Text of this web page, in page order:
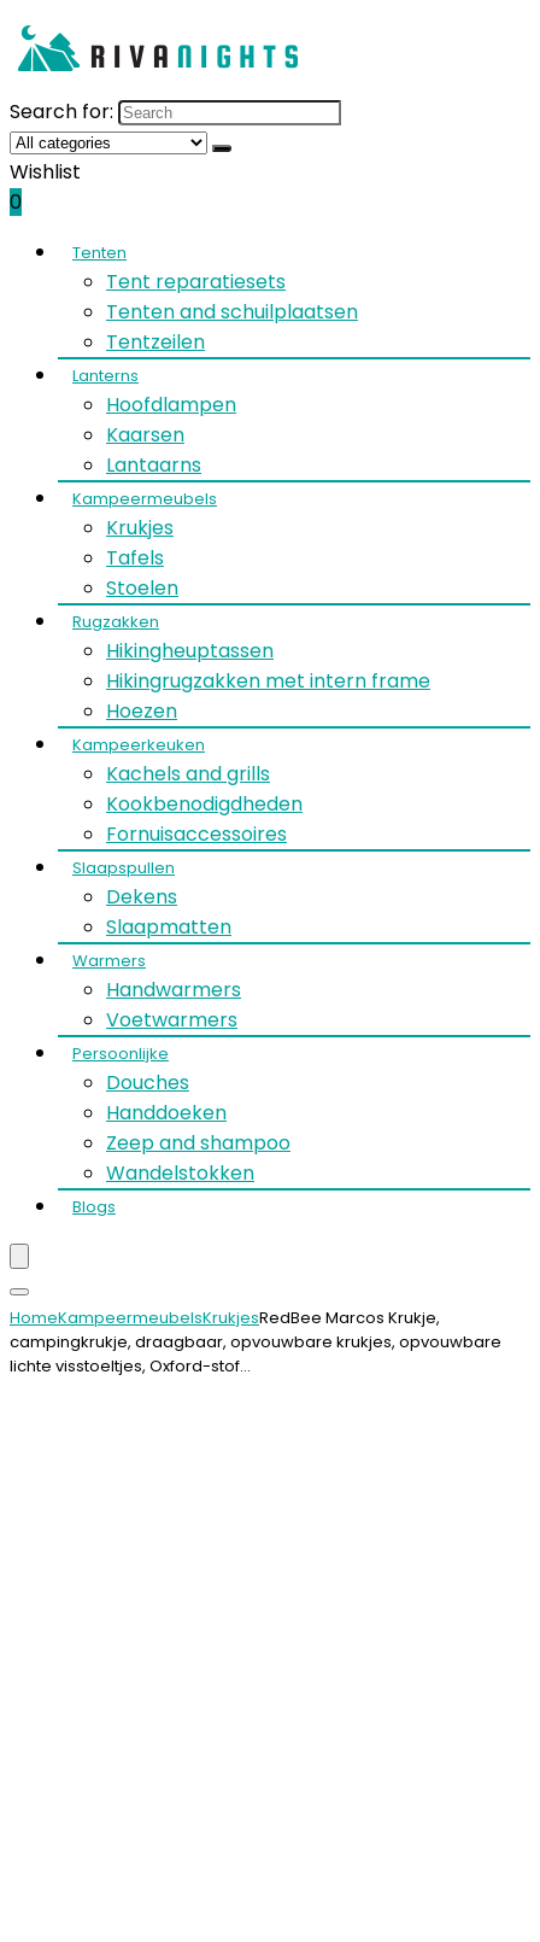
Search for:
Wishlist
0
Tenten
Tent reparatiesets
Tenten and schuilplaatsen
Tentzeilen
Lanterns
Hoofdlampen
Kaarsen
Lantaarns
Kampeermeubels
Krukjes
Tafels
Stoelen
Rugzakken
Hikingheuptassen
Hikingrugzakken met intern frame
Hoezen
Kampeerkeuken
Kachels and grills
Kookbenodigdheden
Fornuisaccessoires
Slaapspullen
Dekens
Slaapmatten
Warmers
Handwarmers
Voetwarmers
Persoonlijke
Douches
Handdoeken
Zeep and shampoo
Wandelstokken
Blogs
HomeKampeermeubelsKrukjesRedBee Marcos Krukje,
campingkrukje, draagbaar, opvouwbare krukjes, opvouwbare
lichte visstoeltjes, Oxford-stof…